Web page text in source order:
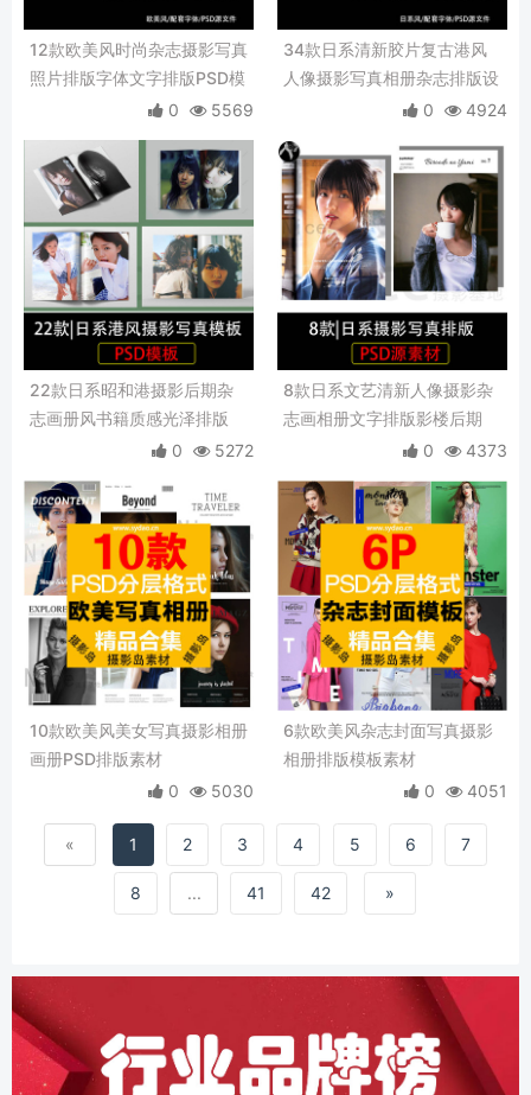
12款欧美风时尚杂志摄影写真
照片排版字体文字排版PSD模
0 5569
34款日系清新胶片复古港风
人像摄影写真相册杂志排版设
0 4924
22款日系昭和港摄影后期杂
志画册风书籍质感光泽排版
0 5272
8款日系文艺清新人像摄影杂
志画相册文字排版影楼后期
0 4373
10款欧美风美女写真摄影相册
画册PSD排版素材
0
5030
6款欧美风杂志封面写真摄影
相册排版模板素材
0
4051
« 1 2 3 4 5 6 7
8 ... 41 42 »